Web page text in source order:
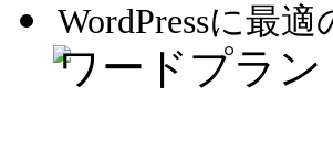
WordPressに最
ワードプラン